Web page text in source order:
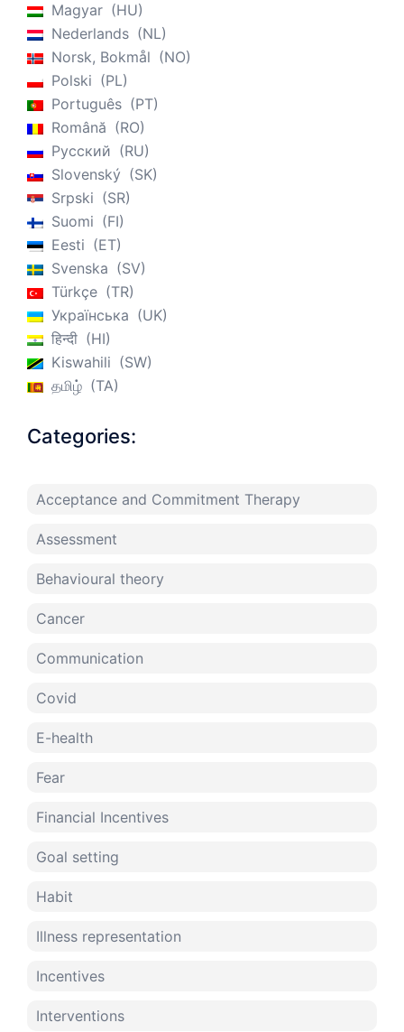
Magyar
HU
Nederlands
NL
Norsk, Bokmål
NO
Polski
PL
Português
PT
Română
RO
Русский
RU
Slovenský
SK
Srpski
SR
Suomi
FI
Eesti
ET
Svenska
SV
Türkçe
TR
Українська
UK
हिन्दी
HI
Kiswahili
SW
தமிழ்
TA
Categories:
Acceptance and Commitment Therapy
Assessment
Behavioural theory
Cancer
Communication
Covid
E-health
Fear
Financial Incentives
Goal setting
Habit
Illness representation
Incentives
Interventions